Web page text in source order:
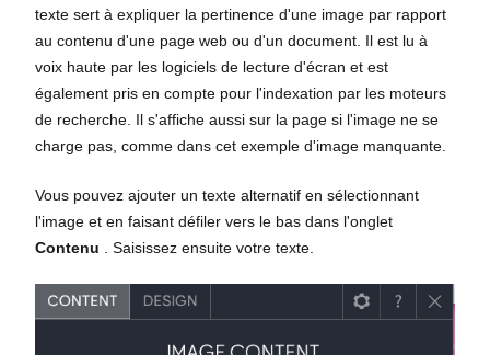
texte sert à expliquer la pertinence d'une image par rapport
au contenu d'une page web ou d'un document. Il est lu à
voix haute par les logiciels de lecture d'écran et est
également pris en compte pour l'indexation par les moteurs
de recherche. Il s'affiche aussi sur la page si l'image ne se
charge pas, comme dans cet exemple d'image manquante.
Vous pouvez ajouter un texte alternatif en sélectionnant
l'image et en faisant défiler vers le bas dans l'onglet
Contenu . Saisissez ensuite votre texte.